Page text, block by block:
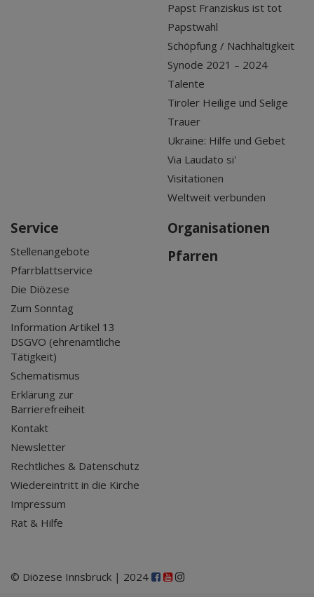
Papst Franziskus ist tot
Papstwahl
Schöpfung / Nachhaltigkeit
Synode 2021 – 2024
Talente
Tiroler Heilige und Selige
Trauer
Ukraine: Hilfe und Gebet
Via Laudato si'
Visitationen
Weltweit verbunden
Service
Stellenangebote
Pfarrblattservice
Die Diözese
Zum Sonntag
Information Artikel 13
DSGVO (ehrenamtliche
Tätigkeit)
Schematismus
Erklärung zur
Barrierefreiheit
Kontakt
Newsletter
Rechtliches & Datenschutz
Wiedereintritt in die Kirche
Impressum
Rat & Hilfe
Organisationen
Pfarren
© Diözese Innsbruck | 2024